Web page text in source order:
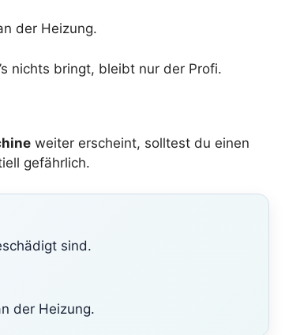
der Heizung.
nichts bringt, bleibt nur der Profi.
weiter erscheint, solltest du einen
gefährlich.
sind.
der Heizung.